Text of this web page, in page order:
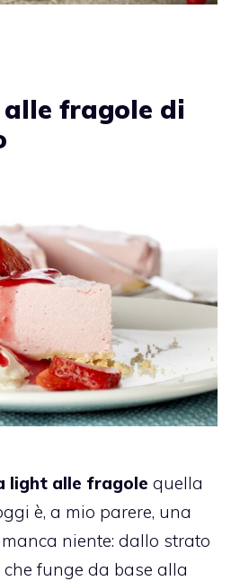
fragole di
light alle fragole quella
è, a mio parere, una
niente: dallo strato
che funge da base alla